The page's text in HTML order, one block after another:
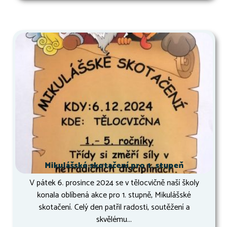
Mikulášské skotačení pro 1. stupeň
V pátek 6. prosince 2024 se v tělocvičně naší školy
konala oblíbená akce pro 1. stupně, Mikulášské
skotačení. Celý den patřil radosti, soutěžení a
skvělému...